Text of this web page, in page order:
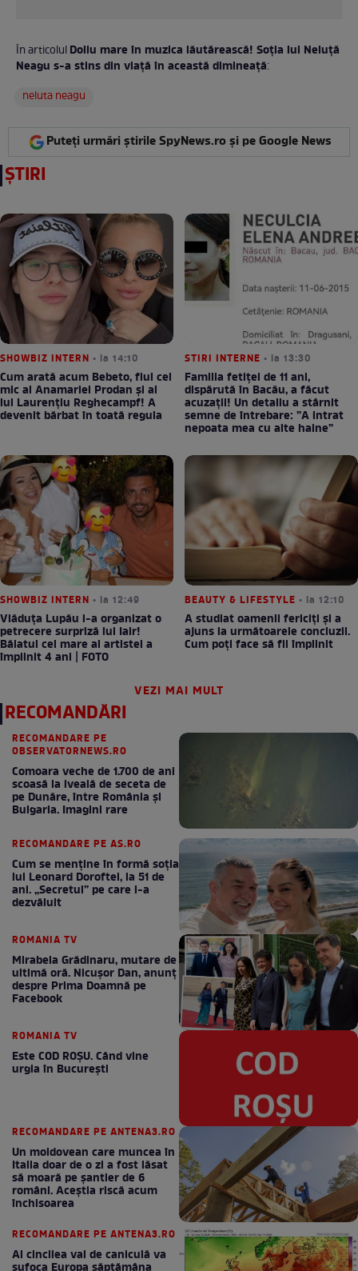
În articolulDoliu mare în muzica lăutărească! Soția lui Neluță
Neagu s-a stins din viață în această dimineață:
neluta neagu
Puteți urmări știrile SpyNews.ro și pe Google News
ȘTIRI
SHOWBIZ INTERN • la 14:10
Cum arată acum Bebeto, fiul cel
mic al Anamariei Prodan și al
lui Laurențiu Reghecampf! A
devenit bărbat în toată regula
STIRI INTERNE • la 13:30
Familia fetiței de 11 ani,
dispărută în Bacău, a făcut
acuzații! Un detaliu a stârnit
semne de întrebare: ”A intrat
nepoata mea cu alte haine”
SHOWBIZ INTERN • la 12:49
Vlăduța Lupău i-a organizat o
petrecere surpriză lui Iair!
Băiatul cel mare al artistei a
împlinit 4 ani | FOTO
BEAUTY & LIFESTYLE • la 12:10
A studiat oamenii fericiți și a
ajuns la următoarele concluzii.
Cum poți face să fii împlinit
VEZI MAI MULT
RECOMANDĂRI
RECOMANDARE PE
OBSERVATORNEWS.RO
Comoara veche de 1.700 de ani
scoasă la iveală de seceta de
pe Dunăre, între România şi
Bulgaria. Imagini rare
RECOMANDARE PE AS.RO
Cum se menţine în formă soţia
lui Leonard Doroftei, la 51 de
ani. „Secretul” pe care l-a
dezvăluit
ROMANIA TV
Mirabela Grădinaru, mutare de
ultimă oră. Nicuşor Dan, anunţ
despre Prima Doamnă pe
Facebook
ROMANIA TV
Este COD ROŞU. Când vine
urgia în Bucureşti
RECOMANDARE PE ANTENA3.RO
Un moldovean care muncea în
Italia doar de o zi a fost lăsat
să moară pe şantier de 6
români. Aceștia riscă acum
închisoarea
RECOMANDARE PE ANTENA3.RO
Al cincilea val de caniculă va